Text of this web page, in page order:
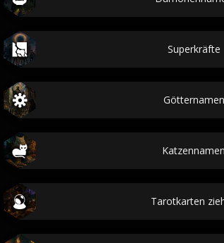
Superkräfte
Götternamen
Katzennamen
Tarotkarten